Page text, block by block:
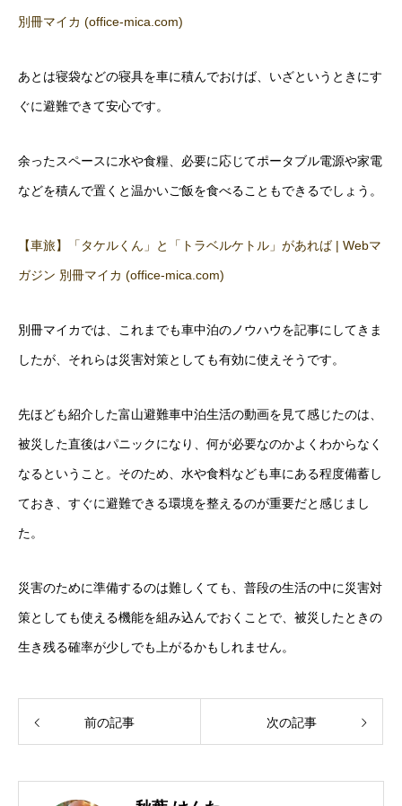
別冊マイカ (office-mica.com)
あとは寝袋などの寝具を車に積んでおけば、いざというときにす
ぐに避難できて安心です。
余ったスペースに水や食糧、必要に応じてポータブル電源や家電
などを積んで置くと温かいご飯を食べることもできるでしょう。
【車旅】「タケルくん」と「トラベルケトル」があれば | Webマ
ガジン 別冊マイカ (office-mica.com)
別冊マイカでは、これまでも車中泊のノウハウを記事にしてきま
したが、それらは災害対策としても有効に使えそうです。
先ほども紹介した富山避難車中泊生活の動画を見て感じたのは、
被災した直後はパニックになり、何が必要なのかよくわからなく
なるということ。そのため、水や食料なども車にある程度備蓄し
ておき、すぐに避難できる環境を整えるのが重要だと感じまし
た。
災害のために準備するのは難しくても、普段の生活の中に災害対
策としても使える機能を組み込んでおくことで、被災したときの
生き残る確率が少しでも上がるかもしれません。
前の記事 次の記事